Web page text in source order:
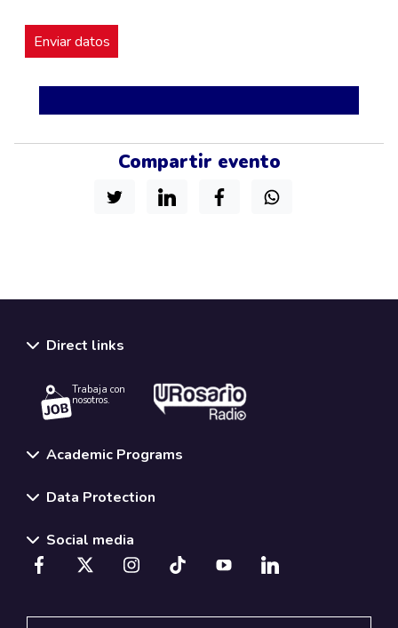
Compartir evento
Direct links
Trabaja con
nosotros.
Academic Programs
Data Protection
Social media